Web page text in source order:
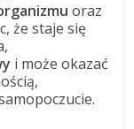
oraz
że staje się
i może okazać